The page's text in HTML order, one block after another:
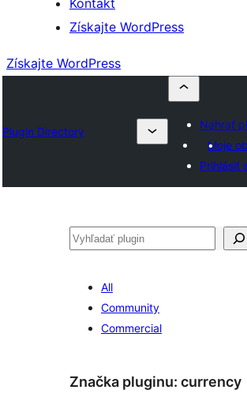
Kontakt
Získajte WordPress
Získajte WordPress
Plugin Directory
Nahrať
Moje
Prihlásiť
Hľadať
All
Community
Commercial
Značka pluginu: currency